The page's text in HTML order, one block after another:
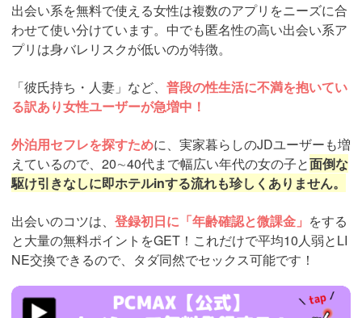
出会い系を無料で使える女性は複数のアプリをニーズに合
わせて使い分けています。中でも匿名性の高い出会い系ア
プリは身バレリスクが低いのが特徴。
「彼氏持ち・人妻」など、 普段の性生活に不満を抱いてい
る訳あり女性ユーザーが急増中！
外泊用セフレを探すために、実家暮らしのJDユーザーも増
えているので、20∼40代まで幅広い年代の女の子と面倒な
駆け引きなしに即ホテルinする流れも珍しくありません。
出会いのコツは、 登録初日に「年齢確認と微課金」 をする
と大量の無料ポイントをGET！これだけで平均10人弱とLI
NE交換できるので、タダ同然でセックス可能です！
https://pcmax.jp/lp/?
ad_id=rm307152